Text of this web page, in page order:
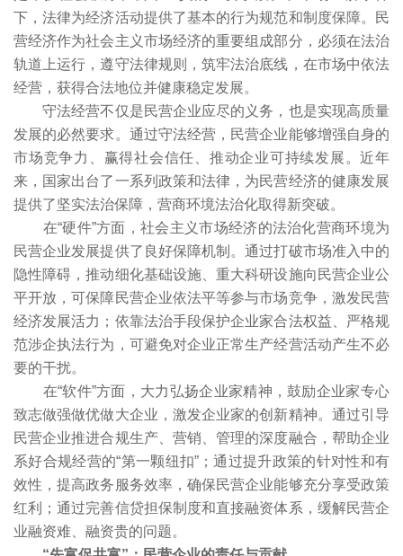
下，法律为经济活动提供了基本的行为规范和制度保障。民
营经济作为社会主义市场经济的重要组成部分，必须在法治
轨道上运行，遵守法律规则，筑牢法治底线，在市场中依法
经营，获得合法地位并健康稳定发展。
守法经营不仅是民营企业应尽的义务，也是实现高质量
发展的必然要求。通过守法经营，民营企业能够增强自身的
市场竞争力、赢得社会信任、推动企业可持续发展。近年
来，国家出台了一系列政策和法律，为民营经济的健康发展
提供了坚实法治保障，营商环境法治化取得新突破。
在“硬件”方面，社会主义市场经济的法治化营商环境为
民营企业发展提供了良好保障机制。通过打破市场准入中的
隐性障碍，推动细化基础设施、重大科研设施向民营企业公
平开放，可保障民营企业依法平等参与市场竞争，激发民营
经济发展活力；依靠法治手段保护企业家合法权益、严格规
范涉企执法行为，可避免对企业正常生产经营活动产生不必
要的干扰。
在“软件”方面，大力弘扬企业家精神，鼓励企业家专心
致志做强做优做大企业，激发企业家的创新精神。通过引导
民营企业推进合规生产、营销、管理的深度融合，帮助企业
系好合规经营的“第一颗纽扣”；通过提升政策的针对性和有
效性，提高政务服务效率，确保民营企业能够充分享受政策
红利；通过完善信贷担保制度和直接融资体系，缓解民营企
业融资难、融资贵的问题。